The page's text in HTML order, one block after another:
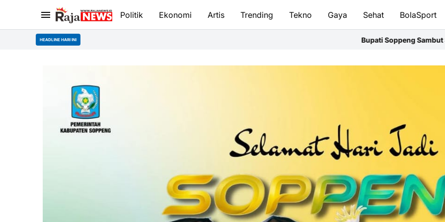
Politik Ekonomi Artis Trending Tekno Gaya Sehat BolaSport
HEADLINE HARI INI Bupati Soppeng Sambut Silaturahmi Kapolres,Perkuat Sinergi